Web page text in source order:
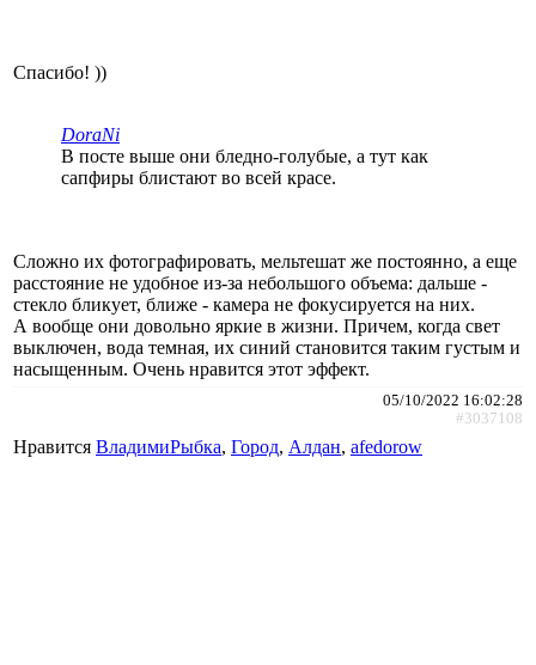
Спасибо! ))
DoraNi
В посте выше они бледно-голубые, а тут как
сапфиры блистают во всей красе.
Сложно их фотографировать, мельтешат же постоянно, а еще
расстояние не удобное из-за небольшого объема: дальше -
стекло бликует, ближе - камера не фокусируется на них.
А вообще они довольно яркие в жизни. Причем, когда свет
выключен, вода темная, их синий становится таким густым и
насыщенным. Очень нравится этот эффект.
05/10/2022 16:02:28
#3037108
Нравится ВладимиРыбка, Город, Алдан, afedorow